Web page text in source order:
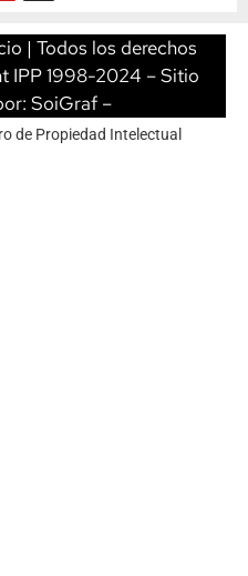
| Todos los derechos
IPP 1998-2024 – Sitio
SoiGraf–
de Propiedad Intelectual